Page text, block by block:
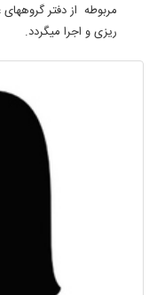
مربوطه از دفتر
ریزی و اجرا میگردد.